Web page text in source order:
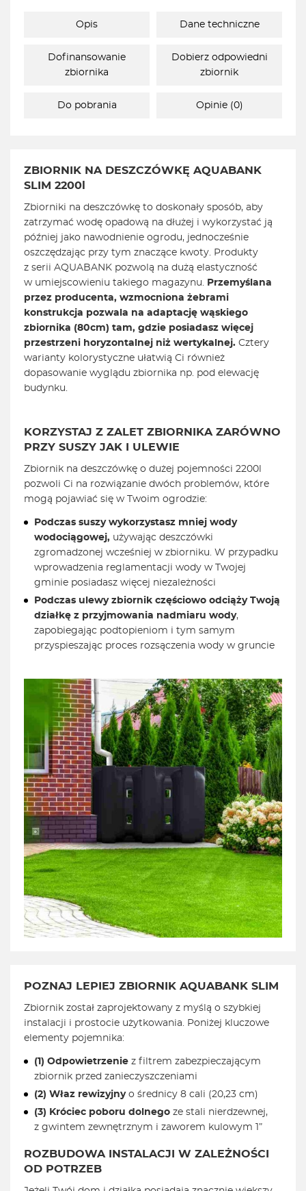
Opis Dane techniczne
Dofinansowanie
zbiornika
Dobierz odpowiedni
zbiornik
Do pobrania Opinie (0)
ZBIORNIK NA DESZCZÓWKĘ AQUABANK
SLIM 2200l
Zbiorniki na deszczówkę to doskonały sposób, aby
zatrzymać wodę opadową na dłużej i wykorzystać ją
później jako nawodnienie ogrodu, jednocześnie
oszczędzając przy tym znaczące kwoty. Produkty
z serii AQUABANK pozwolą na dużą elastyczność
w umiejscowieniu takiego magazynu. Przemyślana
przez producenta, wzmocniona żebrami
konstrukcja pozwala na adaptację wąskiego
zbiornika (80cm) tam, gdzie posiadasz więcej
przestrzeni horyzontalnej niż wertykalnej. Cztery
warianty kolorystyczne ułatwią Ci również
dopasowanie wyglądu zbiornika np. pod elewację
budynku.
KORZYSTAJ Z ZALET ZBIORNIKA ZARÓWNO
PRZY SUSZY JAK I ULEWIE
Zbiornik na deszczówkę o dużej pojemności 2200l
pozwoli Ci na rozwiązanie dwóch problemów, które
mogą pojawiać się w Twoim ogrodzie:
Podczas suszy wykorzystasz mniej wody
wodociągowej, używając deszczówki
zgromadzonej wcześniej w zbiorniku. W przypadku
wprowadzenia reglamentacji wody w Twojej
gminie posiadasz więcej niezależności
Podczas ulewy zbiornik częściowo odciąży Twoją
działkę z przyjmowania nadmiaru wody,
zapobiegając podtopieniom i tym samym
przyspieszając proces rozsączenia wody w gruncie
POZNAJ LEPIEJ ZBIORNIK AQUABANK SLIM
Zbiornik został zaprojektowany z myślą o szybkiej
instalacji i prostocie użytkowania. Poniżej kluczowe
elementy pojemnika:
(1) Odpowietrzenie z filtrem zabezpieczającym
zbiornik przed zanieczyszczeniami
(2) Właz rewizyjnyo średnicy 8 cali (20,23 cm)
(3) Króciec poboru dolnego ze stali nierdzewnej,
z gwintem zewnętrznym i zaworem kulowym 1”
ROZBUDOWA INSTALACJI W ZALEŻNOŚCI
OD POTRZEB